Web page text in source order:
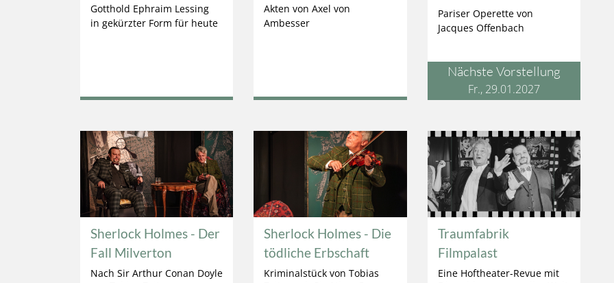
Gotthold Ephraim Lessing
in gekürzter Form für heute
Akten von Axel von
Ambesser
Pariser Operette von
Jacques Offenbach
Nächste Vorstellung
Fr., 29.01.2027
Sherlock Holmes - Der
Fall Milverton
Nach Sir Arthur Conan Doyle
Sherlock Holmes - Die
tödliche Erbschaft
Kriminalstück von Tobias
Traumfabrik
Filmpalast
Eine Hoftheater-Revue mit